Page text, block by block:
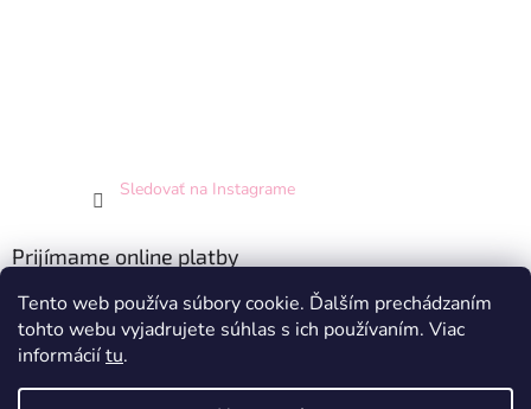
Tento web používa súbory cookie. Ďalším prechádzaním
tohto webu vyjadrujete súhlas s ich používaním. Viac
informáciítu.
Sledovať na Instagrame
Prijímame online platby